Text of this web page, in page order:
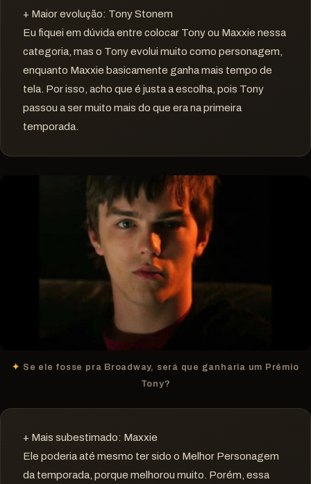
+ Maior evolução: Tony Stonem
Eu fiquei em dúvida entre colocar Tony ou Maxxie nessa
categoria, mas o Tony evolui muito como personagem,
enquanto Maxxie basicamente ganha mais tempo de
tela. Por isso, acho que é justa a escolha, pois Tony
passou a ser muito mais do que era na primeira
temporada.
Se ele fosse pra Broadway, será que ganharia um Prêmio
Tony?
+ Mais subestimado: Maxxie
Ele poderia até mesmo ter sido o Melhor Personagem
da temporada, porque melhorou muito. Porém, essa